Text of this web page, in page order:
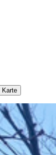
Karte